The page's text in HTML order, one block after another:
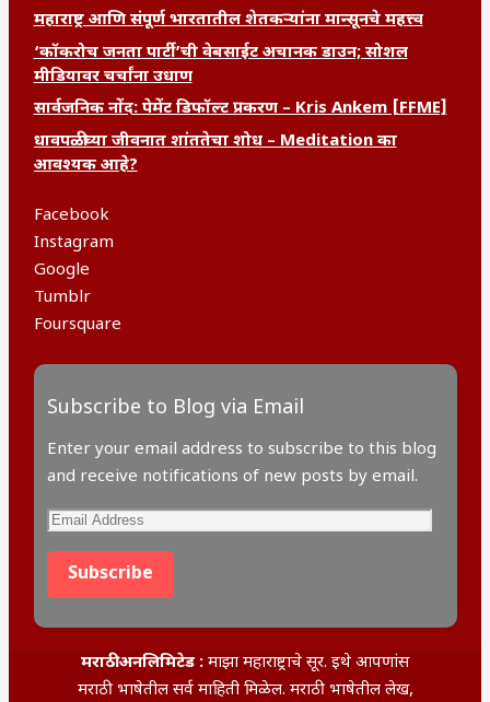
महाराष्ट्र आणि संपूर्ण भारतातील शेतकऱ्यांना मान्सूनचे महत्त्व
‘कॉकरोच जनता पार्टी’ची वेबसाईट अचानक डाउन; सोशल
मीडियावर चर्चांना उधाण
सार्वजनिक नोंद: पेमेंट डिफॉल्ट प्रकरण – Kris Ankem [FFME]
धावपळीच्या जीवनात शांततेचा शोध – Meditation का
आवश्यक आहे?
Facebook
Instagram
Google
Tumblr
Foursquare
Subscribe to Blog via Email
Enter your email address to subscribe to this blog
and receive notifications of new posts by email.
Email
Address
Subscribe
मराठी अनलिमिटेड : माझा महाराष्ट्राचे सूर. इथे आपणांस
मराठी भाषेतील सर्व माहिती मिळेल. मराठी भाषेतील लेख,